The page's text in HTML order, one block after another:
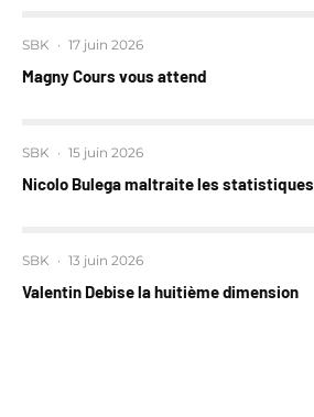
SBK · 17 juin 2026
Magny Cours vous attend
SBK · 15 juin 2026
Nicolo Bulega maltraite les statistiques
SBK · 13 juin 2026
Valentin Debise la huitième dimension